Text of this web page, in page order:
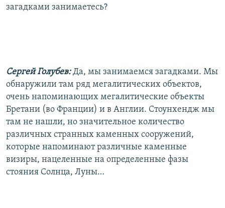
загадками занимаетесь?
Сергей Голубев:Да, мы занимаемся загадками. Мы
обнаружили там ряд мегалитических объектов,
очень напоминающих мегалитические объекты
Бретани (во Франции) и в Англии. Стоунхендж мы
там не нашли, но значительное количество
различных странных каменных сооружений,
которые напоминают различные каменные
визиры, нацеленные на определенные фазы
стояния Солнца, Луны…